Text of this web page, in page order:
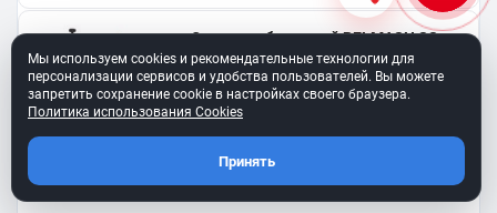
Станок лобзиковый BELMASH SS-
560VSP
35 990 ₽
В корзину
Мы используем cookies и рекомендательные технологии для
персонализации сервисов и удобства пользователей. Вы можете
запретить сохранение cookie в настройках своего браузера.
Политика использования Cookies
Принять